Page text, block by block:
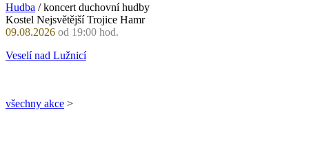
Hudba / koncert duchovní hudby
Kostel Nejsvětější Trojice Hamr
09.08.2026 od 19:00 hod.
Veselí nad Lužnicí
všechny akce >